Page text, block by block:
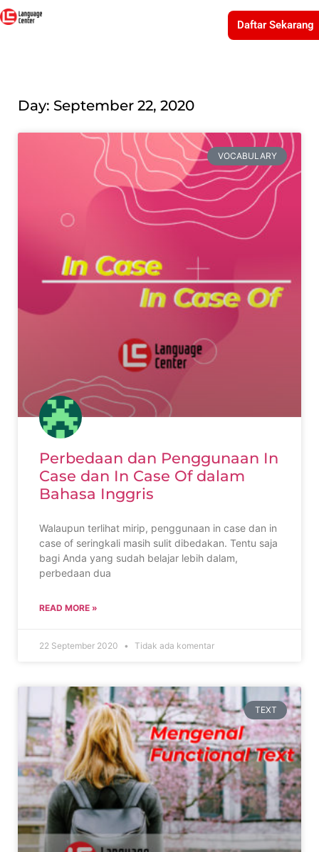
Daftar Sekarang
Day: September 22, 2020
VOCABULARY
Perbedaan dan Penggunaan In
Case dan In Case Of dalam
Bahasa Inggris
Walaupun terlihat mirip, penggunaan in case dan in
case of seringkali masih sulit dibedakan. Tentu saja
bagi Anda yang sudah belajar lebih dalam,
perbedaan dua
READ MORE »
22 September 2020 Tidak ada komentar
TEXT